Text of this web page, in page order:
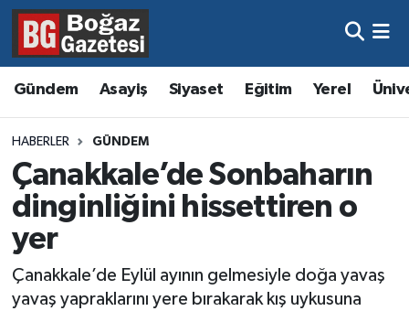
Gündem Asayiş Siyaset Eğitim Yerel
HABERLER GÜNDEM
Çanakkale’de Sonbaharın
dinginliğini hissettiren o
yer
Çanakkale’de Eylül ayının gelmesiyle doğa yavaş
yavaş yapraklarını yere bırakarak kış uykusuna
Asayiş
Eğitim
Ekonomi
Gündem
Magazin
Hava Durumu
Trafik Durumu
Süper Lig Puan Durumu ve Fikstür
Tüm Manşetler
Haber Arşivi